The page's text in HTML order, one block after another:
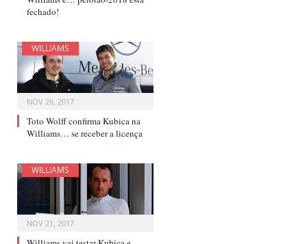
fechado!
WILLIAMS
NOV 26, 2017
Toto Wolff confirma Kubica na
Williams… se receber a licença
WILLIAMS
NOV 21, 2017